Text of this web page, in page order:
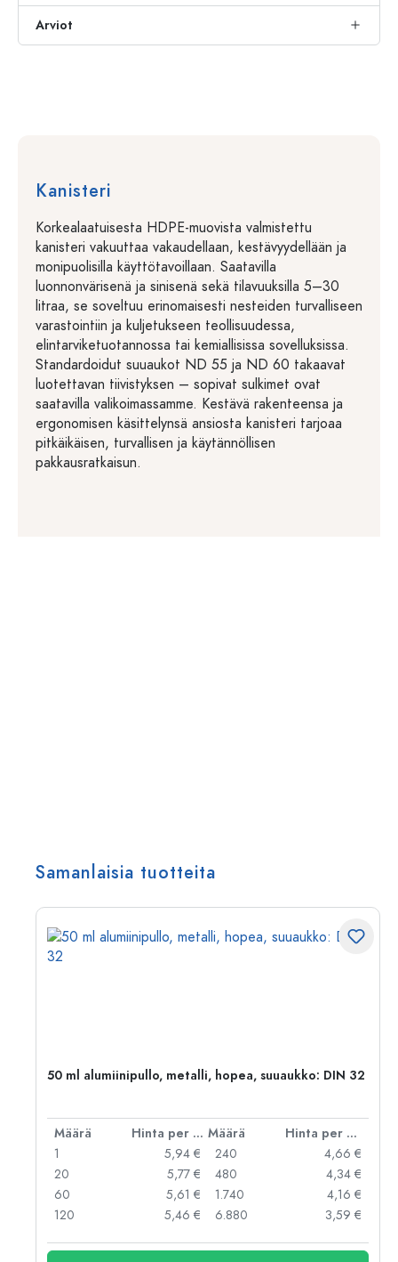
Arviot
Kanisteri
Korkealaatuisesta HDPE-muovista valmistettu
kanisteri vakuuttaa vakaudellaan, kestävyydellään ja
monipuolisilla käyttötavoillaan. Saatavilla
luonnonvärisenä ja sinisenä sekä tilavuuksilla 5–30
litraa, se soveltuu erinomaisesti nesteiden turvalliseen
varastointiin ja kuljetukseen teollisuudessa,
elintarviketuotannossa tai kemiallisissa sovelluksissa.
Standardoidut suuaukot ND 55 ja ND 60 takaavat
luotettavan tiivistyksen – sopivat sulkimet ovat
saatavilla valikoimassamme. Kestävä rakenteensa ja
ergonomisen käsittelynsä ansiosta kanisteri tarjoaa
pitkäikäisen, turvallisen ja käytännöllisen
pakkausratkaisun.
Samanlaisia tuotteita
50 ml alumiinipullo, metalli, hopea, suuaukko: DIN 32
Määrä Hinta per kpl Määrä
Hinta per kpl
1
5,94 €
20
5,77 €
60
5,61 €
120
5,46 €
240
4,66 €
480
4,34 €
1.740
4,16 €
6.880
3,59 €